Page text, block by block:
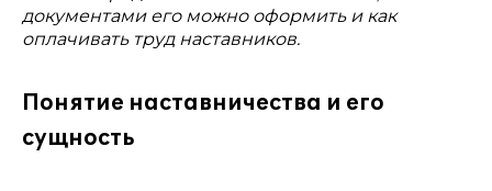
документами его можно оформить и как
оплачивать труд наставников.
Понятие наставничества и его
сущность